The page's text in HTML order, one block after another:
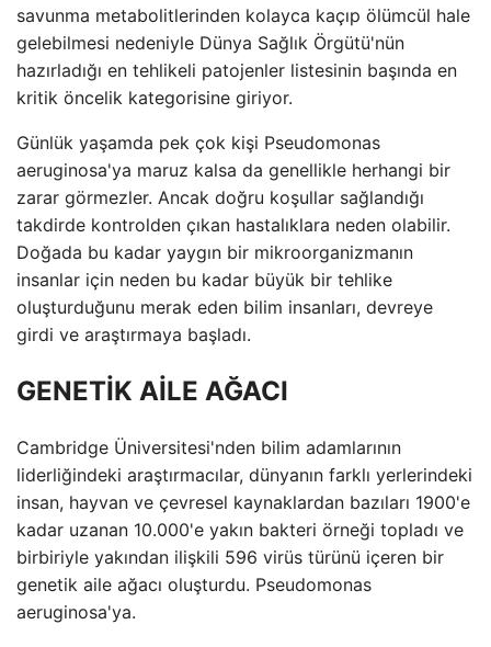
savunma metabolitlerinden kolayca kaçıp ölümcül hale
gelebilmesi nedeniyle Dünya Sağlık Örgütü'nün
hazırladığı en tehlikeli patojenler listesinin başında en
kritik öncelik kategorisine giriyor.
Günlük yaşamda pek çok kişi Pseudomonas
aeruginosa'ya maruz kalsa da genellikle herhangi bir
zarar görmezler. Ancak doğru koşullar sağlandığı
takdirde kontrolden çıkan hastalıklara neden olabilir.
Doğada bu kadar yaygın bir mikroorganizmanın
insanlar için neden bu kadar büyük bir tehlike
oluşturduğunu merak eden bilim insanları, devreye
girdi ve araştırmaya başladı.
GENETİK AİLE AĞACI
Cambridge Üniversitesi'nden bilim adamlarının
liderliğindeki araştırmacılar, dünyanın farklı yerlerindeki
insan, hayvan ve çevresel kaynaklardan bazıları 1900'e
kadar uzanan 10.000'e yakın bakteri örneği topladı ve
birbiriyle yakından ilişkili 596 virüs türünü içeren bir
genetik aile ağacı oluşturdu. Pseudomonas
aeruginosa'ya.